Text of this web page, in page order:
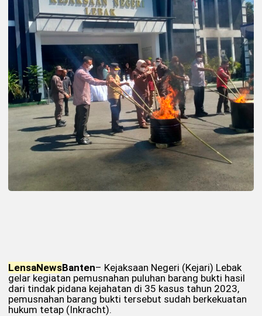
LensaNewsBanten– Kejaksaan Negeri (Kejari) Lebak
gelar kegiatan pemusnahan puluhan barang bukti hasil
dari tindak pidana kejahatan di 35 kasus tahun 2023,
pemusnahan barang bukti tersebut sudah berkekuatan
hukum tetap (Inkracht).